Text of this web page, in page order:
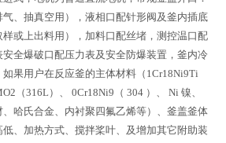
、抽真空用），液相口配针形阀及釜内插底
或上出料用），加料口配丝堵，测控温口配
全爆破口配压力表及安全防爆装置，釜内冷
果用户在反应釜的主体材料（ 1Cr18Ni9Ti
（316L ）、 0Cr18Ni9 （ 304 ）、 Ni镍、
哈氏合金、内衬聚四氟乙烯等）、釜盖釜体
、加热方式、搅拌桨叶、及增加其它附助装